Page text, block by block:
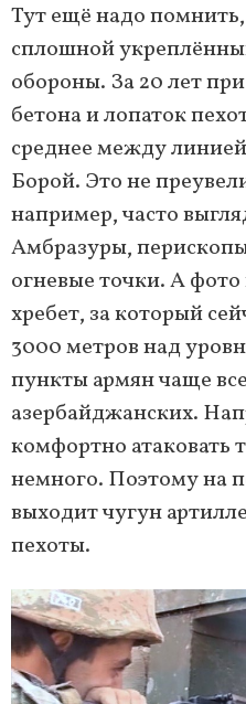
Тут ещё надо
сплошной
обороны. За 20 лет
бетона и лопаток
среднее между
Борой. Это не
например, часто
Амбразуры,
огневые точки. А
хребет, за который
3000 метров над
пункты армян чаще
азербайджанских.
комфортно атаковать
немного. Поэтому на
выходит чугун
пехоты.